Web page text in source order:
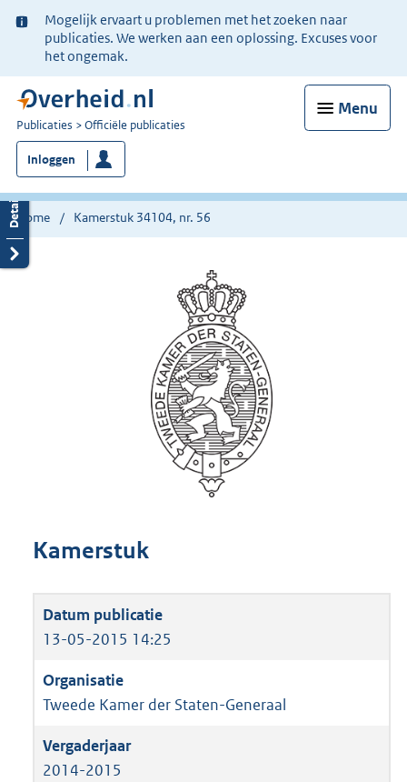
Ter
informatie:
Mogelijk ervaart u problemen met het zoeken naar
publicaties. We werken aan een oplossing. Excuses voor
het ongemak.
Menu
U
bent
nu
hier:
Publicaties Officiële publicaties
Inloggen
Home Kamerstuk 34104, nr. 56
Kamerstuk
13-05-2015 14:25
Tweede Kamer der Staten-Generaal
2014-2015